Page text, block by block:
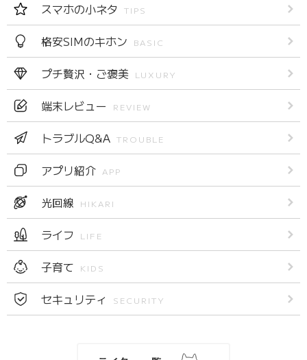
スマホの小ネタ TIPS
格安SIMのキホン BASIC
プチ贅沢・ご褒美 LUXURY
端末レビュー REVIEW
トラブルQ&A TROUBLE
アプリ紹介 APP
光回線 HIKARI
ライフ LIFE
子育て KIDS
セキュリティ SECURITY